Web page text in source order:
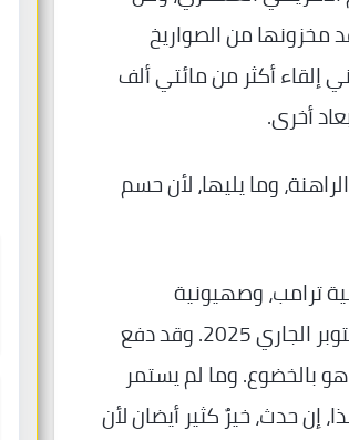
مخزونها من الصواريخ
إلقاء أكثر من مائتي ألف
أخرى.
وما يليها، لأن حسم
ترامب، وصهيونية
مساعديه، جعلته في الأغلب يتبع نتنياهو، طوال أشهر رئاسته، حتى تشرين الأول/ أكتوبر الجاري 2025. وقد دفع
بالخضوع. وما لم يستمر
حدث، خيرٌ كثير أيضان لأن